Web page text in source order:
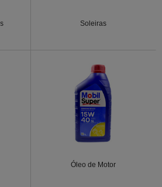
Soleiras
Óleo de Motor